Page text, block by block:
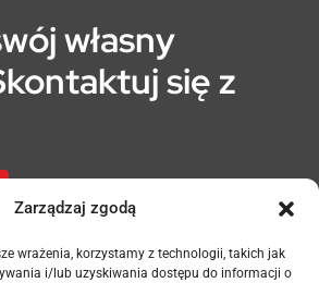
Zarządzaj zgodą
wrażenia, korzystamy z technologii, takich jak
i/lub uzyskiwania dostępu do informacji o
własny
się z